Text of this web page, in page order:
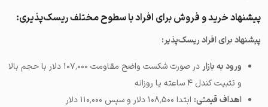
پیشنهاد خرید و فروش برای افراد با سطوح مختلف ریسک‌پذیری:
پیشنهاد برای افراد ریسک‌پذیر:
ورود به بازار
در صورت شکست واضح مقاومت ۱۰۷٬۰۰۰ دلار با حجم بالا
و تثبیت کندل ۴ ساعته یا روزانه
اهداف قیمتی: ابتدا ۱۰۸٬۵۰۰ دلار و سپس ۱۱۰٬۰۰۰ دلار